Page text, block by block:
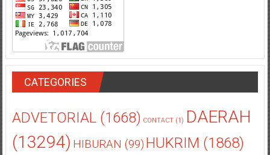
CATEGORIES
ADVETORIAL(1668) CONTACT(1) DAERAH
(13294) HIBURAN (99) HUKRIM (1868)